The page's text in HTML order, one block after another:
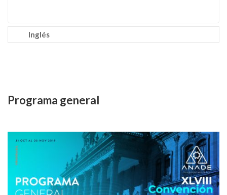
Inglés
Programa general